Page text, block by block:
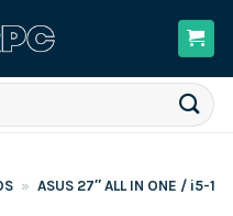
» ASUS 27″ ALL IN ONE / i5-